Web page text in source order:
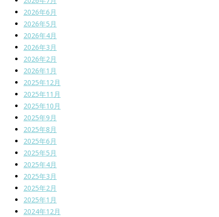
2026年6月
2026年5月
2026年4月
2026年3月
2026年2月
2026年1月
2025年12月
2025年11月
2025年10月
2025年9月
2025年8月
2025年6月
2025年5月
2025年4月
2025年3月
2025年2月
2025年1月
2024年12月